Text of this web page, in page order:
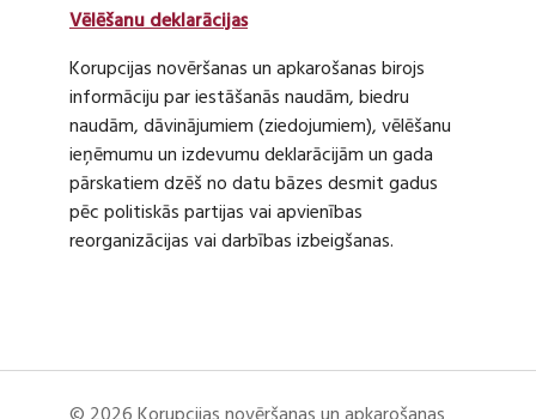
Vēlēšanu deklarācijas
Korupcijas novēršanas un apkarošanas birojs
informāciju par iestāšanās naudām, biedru
naudām, dāvinājumiem (ziedojumiem), vēlēšanu
ieņēmumu un izdevumu deklarācijām un gada
pārskatiem dzēš no datu bāzes desmit gadus
pēc politiskās partijas vai apvienības
reorganizācijas vai darbības izbeigšanas.